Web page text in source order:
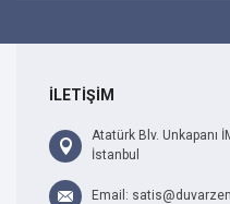
İLETİŞİM
Atatürk Blv. Unkapanı
İstanbul
Email: